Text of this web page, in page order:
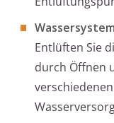
Entlüften Sie
durch Öffnen